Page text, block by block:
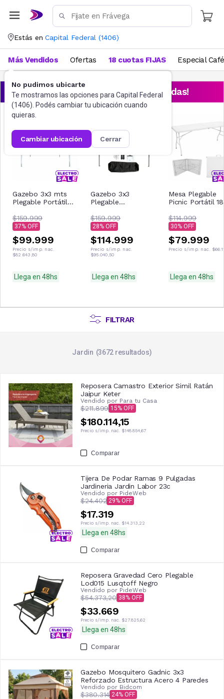
Estás en Capital Federal (1406)
No pudimos ubicarte
Te mostramos las opciones para Capital Federal
(1406). Podés cambiar tu ubicación cuando
quieras.
cambiar ubicación cerrar
Más Vendidos Ofertas 18 cuotas FIJAS Especial Café
¡Aprovechá las ofertas destacadas!
Gazebo 3x3 mts
Plegable Portátil
$159.999
37
$99.999
Precio s/imp. nac.
$82.643,80
Llega en 48hs
Gazebo 3x3
Plegable
Nictom Gp02 Azul
$159.999
28
$114.999
Precio s/imp. nac.
$95.040,50
Llega en 48hs
Mesa Plegable
Picnic Portátil
$114.999
30
$79.999
Precio s/imp. nac.
Llega en 48hs
FILTRAR
Jardin 3672 resultados
Reposera Camastro Exterior Simil Ratán
Jaipur Keter
Vendido por Para tu Casa
$211.899 15
$180.114,15
Precio s/imp. nac. $148.854,67
Comparar
Tijera De Podar Ramas 9 Pulgadas
Jardineria Jardin Labor 23c
Vendido por PideWeb
$24.402 29
$17.319
Precio s/imp. nac. $14.313,22
Llega en 48hs
Comparar
Reposera Gravedad Cero Plegable
Lod015 Lusqtoff Negro
Vendido por PideWeb
$54.373,20 38
$33.669
Precio s/imp. nac. $27.825,62
Llega en 48hs
Comparar
Gazebo Mosquitero Gadnic 3x3
Reforzado Estructura Acero 4 Paredes
Vendido por Bidcom
$380.314 24